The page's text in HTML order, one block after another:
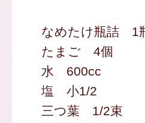
なめたけ瓶詰 1
たまご 4個
水 600cc
塩 小1/2
三つ葉 1/2束